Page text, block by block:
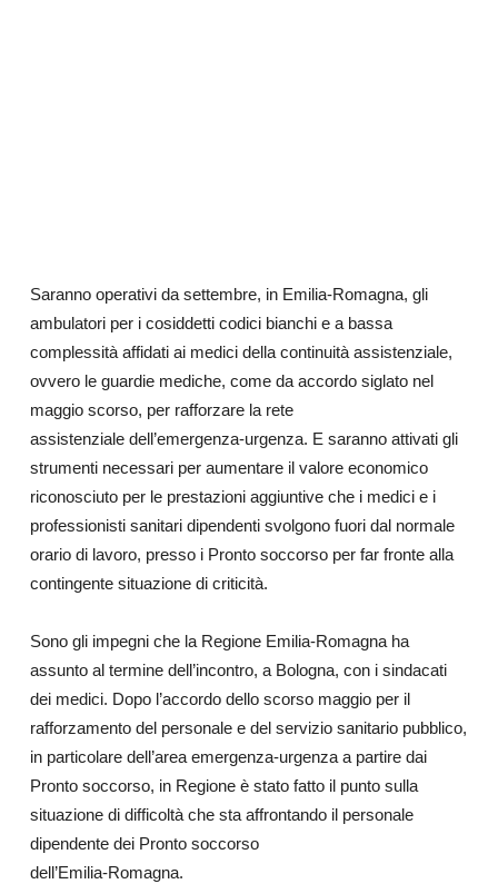
Saranno operativi da settembre, in Emilia-Romagna, gli
ambulatori per i cosiddetti codici bianchi e a bassa
complessità affidati ai medici della continuità assistenziale,
ovvero le guardie mediche, come da accordo siglato nel
maggio scorso, per rafforzare la rete
assistenziale dell’emergenza-urgenza. E saranno attivati gli
strumenti necessari per aumentare il valore economico
riconosciuto per le prestazioni aggiuntive che i medici e i
professionisti sanitari dipendenti svolgono fuori dal normale
orario di lavoro, presso i Pronto soccorso per far fronte alla
contingente situazione di criticità.
Sono gli impegni che la Regione Emilia-Romagna ha
assunto al termine dell’incontro, a Bologna, con i sindacati
dei medici. Dopo l’accordo dello scorso maggio per il
rafforzamento del personale e del servizio sanitario pubblico,
in particolare dell’area emergenza-urgenza a partire dai
Pronto soccorso, in Regione è stato fatto il punto sulla
situazione di difficoltà che sta affrontando il personale
dipendente dei Pronto soccorso
dell’Emilia-Romagna.